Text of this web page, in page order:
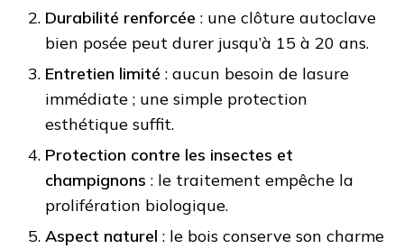
Durabilité renforcée : une clôture autoclave
bien posée peut durer jusqu’à 15 à 20 ans.
Entretien limité : aucun besoin de lasure
immédiate ; une simple protection
esthétique suffit.
Protection contre les insectes et
champignons : le traitement empêche la
prolifération biologique.
Aspect naturel : le bois conserve son charme